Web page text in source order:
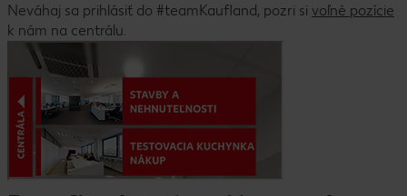
Neváhaj sa prihlásiť do #teamKaufland, pozri si voľné pozície
k nám na centrálu.